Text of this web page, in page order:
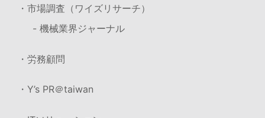
・市場調査（ワイズリサーチ）
- 機械業界ジャーナル
・労務顧問
・Y’s PR＠taiwan